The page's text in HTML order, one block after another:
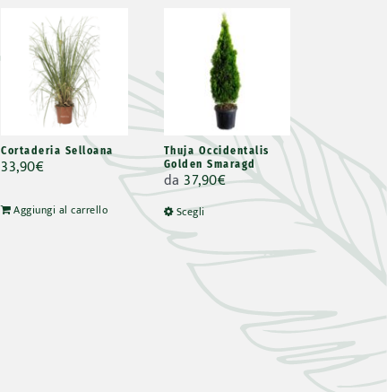
Cortaderia Selloana
33,90€
Aggiungi al carrello
Thuja Occidentalis
Golden Smaragd
da37,90€
Scegli